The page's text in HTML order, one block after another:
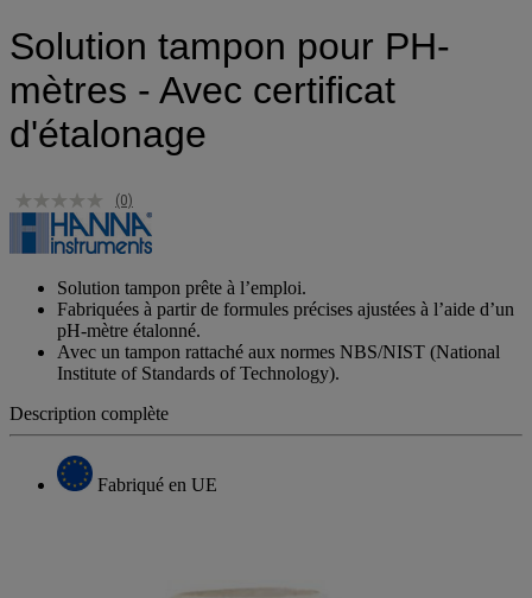
Solution tampon pour PH-
mètres - Avec certificat
d'étalonage
(0)
Solution tampon prête à l’emploi.
Fabriquées à partir de formules précises ajustées à l’aide d’un
pH-mètre étalonné.
Avec un tampon rattaché aux normes NBS/NIST (National
Institute of Standards of Technology).
Description complète
Fabriqué en UE